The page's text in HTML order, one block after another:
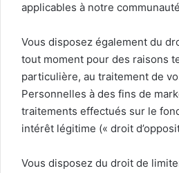
applicables à notre
Vous disposez également du
tout moment pour des raisons
particulière, au traitement de
Personnelles à des fins de
traitements effectués sur le
intérêt légitime (« droit
Vous disposez du droit de